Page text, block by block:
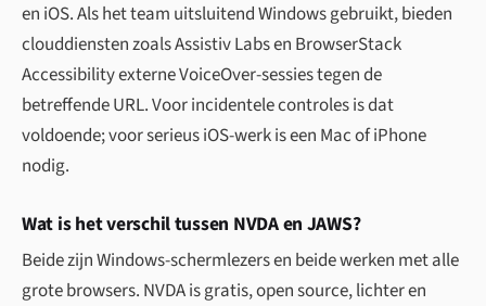
en iOS. Als het team uitsluitend Windows gebruikt, bieden
clouddiensten zoals Assistiv Labs en BrowserStack
Accessibility externe VoiceOver-sessies tegen de
betreffende URL. Voor incidentele controles is dat
voldoende; voor serieus iOS-werk is een Mac of iPhone
nodig.
Wat is het verschil tussen NVDA en JAWS?
Beide zijn Windows-schermlezers en beide werken met alle
grote browsers. NVDA is gratis, open source, lichter en